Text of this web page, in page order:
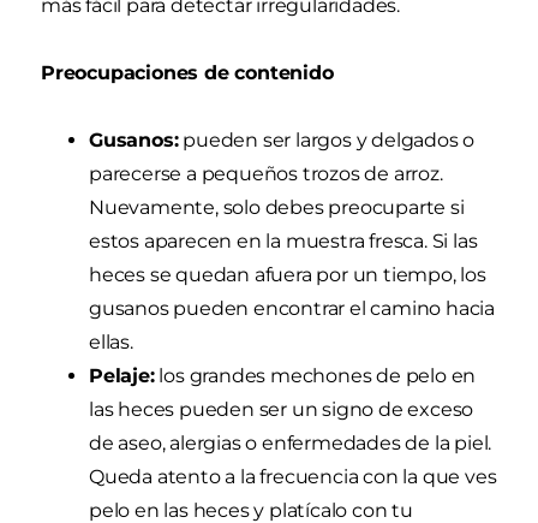
más fácil para detectar irregularidades.
Preocupaciones de contenido
Gusanos:pueden ser largos y delgados o
parecerse a pequeños trozos de arroz.
Nuevamente, solo debes preocuparte si
estos aparecen en la muestra fresca. Si las
heces se quedan afuera por un tiempo, los
gusanos pueden encontrar el camino hacia
ellas.
Pelaje:los grandes mechones de pelo en
las heces pueden ser un signo de exceso
de aseo, alergias o enfermedades de la piel.
Queda atento a la frecuencia con la que ves
pelo en las heces y platícalo con tu